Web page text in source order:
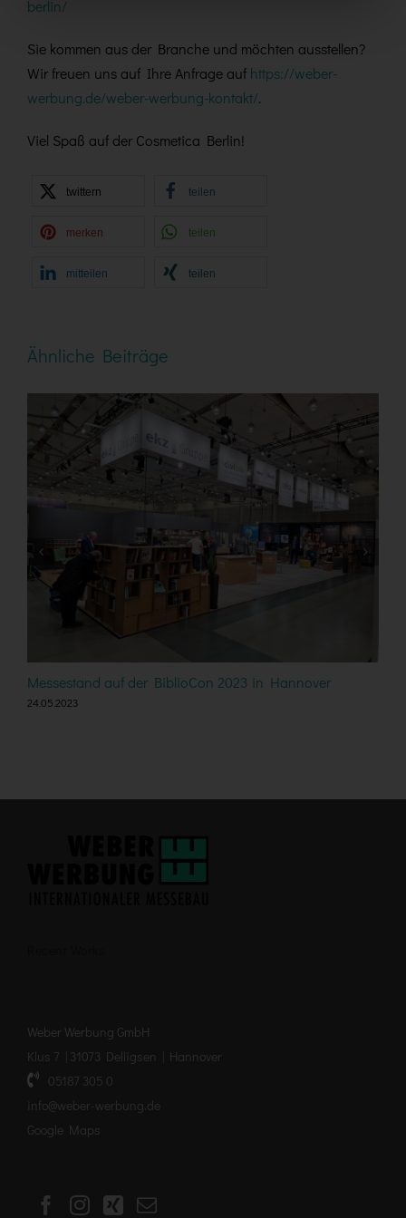
berlin/
Sie kommen aus der Branche und möchten ausstellen?
Wir freuen uns auf Ihre Anfrage auf https://weber-
werbung.de/weber-werbung-kontakt/.
Viel Spaß auf der Cosmetica Berlin!
twittern teilen
merken teilen
mitteilen teilen
Ähnliche Beiträge
Messestand auf der BiblioCon 2023 in Hannover
24.05.2023
Weber Werbung GmbH
Klus 7 | 31073 Delligsen | Hannover
05187 305 0
info@weber-werbung.de
Google Maps